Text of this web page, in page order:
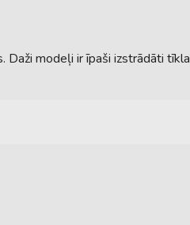
Daži modeļi ir īpaši izstrādāti tīkla